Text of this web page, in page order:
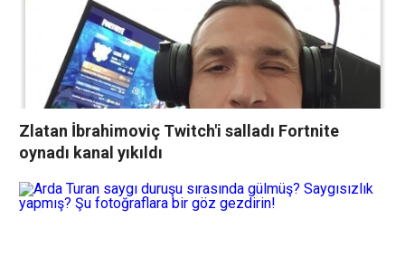
Zlatan İbrahimoviç Twitch'i salladı Fortnite
oynadı kanal yıkıldı